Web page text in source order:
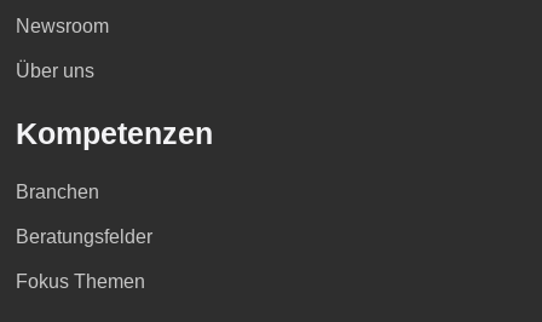
Newsroom
Über uns
Kompetenzen
Branchen
Beratungsfelder
Fokus Themen